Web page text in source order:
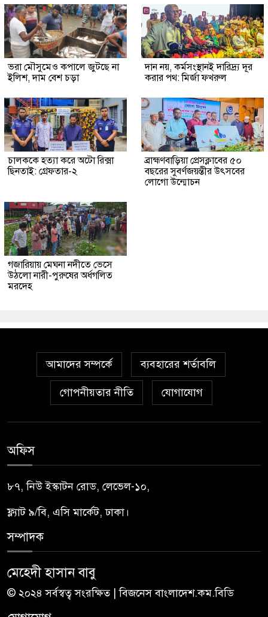
ভরা মৌসুমেও কপালে জুটছে না
ইলিশ, দাম বেশ চড়া
দান নয়, কর্মসংস্থানই দারিদ্র্য দূর
করার পথ: মির্জা ফখরুল
চালককে হত্যা করে অটো রিক্সা
ছিনতাই: গ্রেফতার-২
ব্রাহ্মণবাড়িয়া প্রেসক্লাবের ৫০
বছরের সুবর্ণজয়ন্তীর উৎসবের
লোগো উন্মোচন
গজারিয়ায় মেঘনা নদীতে ভেসে
উঠলো নারী-পুরুষের অর্ধগলিত
মরদেহ
আমাদের সম্পর্কে ব্যবহারের শর্তাবলি
গোপনীয়তার নীতি যোগাযোগ
অফিস
৮৭, নিউ ইস্কাটন রোড, লেভেল-১০,
ফ্ল্যাট ৯/বি, এসি মার্কেট, ঢাকা।
সম্পাদক
মেহেদী হাসান বাবু
© ২০২৪ সর্বস্বত্ব সংরক্ষিত | বিজনেস বাংলাদেশ.কম.বিডি